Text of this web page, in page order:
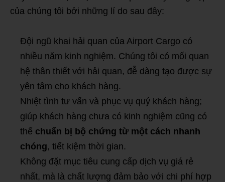
của chúng tôi bởi những lí do sau đây:
Đội ngũ khai hải quan của Airport Cargo có
nhiều năm kinh nghiệm. Chúng tôi có mối quan
hệ thân thiết với hải quan, đễ dàng tạo được sự
yên tâm cho khách hàng.
Nhiệt tình tư vấn và phục vụ quý khách hàng;
giúp khách hàng chưa có kinh nghiệm cũng có
thể chuẩn bị bộ chứng từ một cách nhanh
chóng, tiết kiệm thời gian.
Không đặt mục tiêu cung cấp dịch vụ giá rẻ
nhất, mà là chất lượng đảm bảo với chi phí hợp